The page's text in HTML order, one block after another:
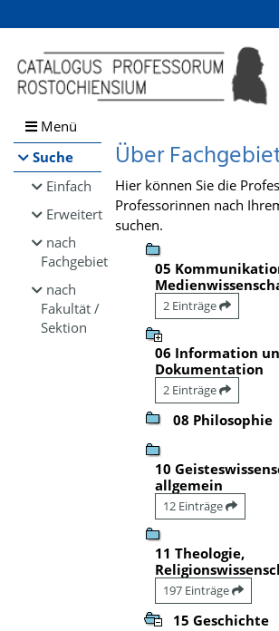
Browsen
direkt zum Inhalt
Menü
Suche
Einfach
Erweitert
nach
Fachgebiet
nach
Fakultät /
Sektion
Über
Hier können Sie die
Professorinnen nach
suchen.
05
2 Einträge
06 Information
Dokumentation
2 Einträge
08 Philosophie
10
allgemein
12 Einträge
11 Theologie,
197 Einträge
15 Geschichte